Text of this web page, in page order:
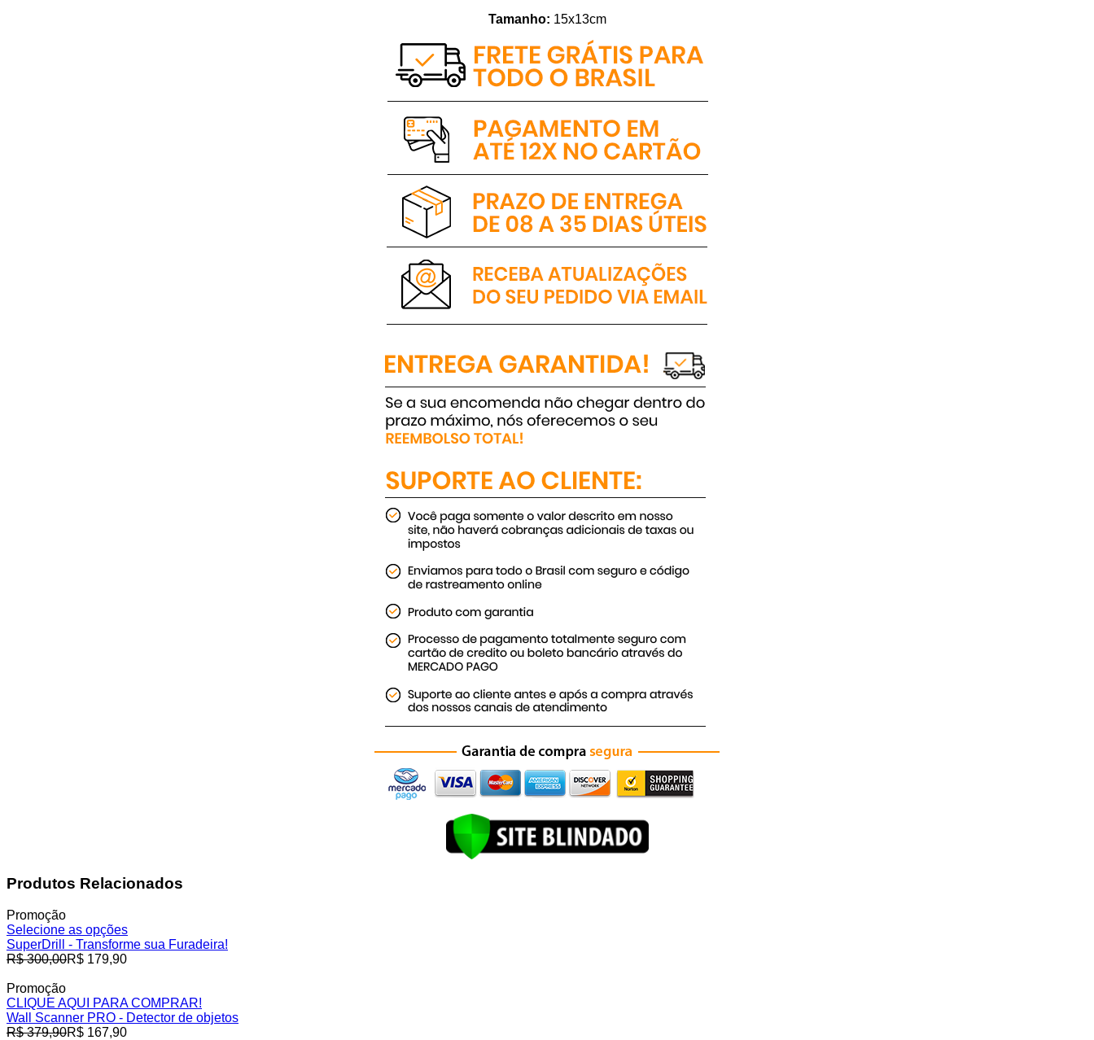
Tamanho: 15x13cm
Produtos Relacionados
Promoção
Selecione as opções
SuperDrill - Transforme sua Furadeira!
Preço
R$ 300,00R$ 179,90
Promoção
CLIQUE AQUI PARA COMPRAR!
Wall Scanner PRO - Detector de objetos
Preço
R$ 379,90R$ 167,90